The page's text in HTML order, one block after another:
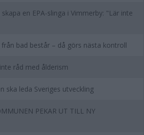
en EPA-slinga i Vimmerby: "Lär inte
bad består – då görs nästa kontroll
råd med ålderism
ska leda Sveriges utveckling
PEKAR UT TILL NY